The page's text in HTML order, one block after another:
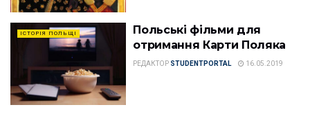
ІСТОРІЯ ПОЛЬЩІ
Польські фільми для
отримання Карти Поляка
РЕДАКТОР STUDENTPORTAL 16.05.2019